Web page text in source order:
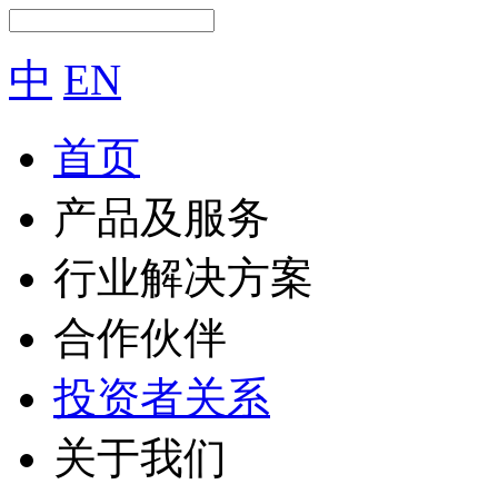
中 EN
首页
产品及服务
行业解决方案
合作伙伴
投资者关系
关于我们